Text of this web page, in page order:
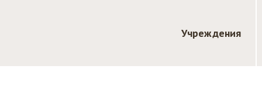
Учреждения